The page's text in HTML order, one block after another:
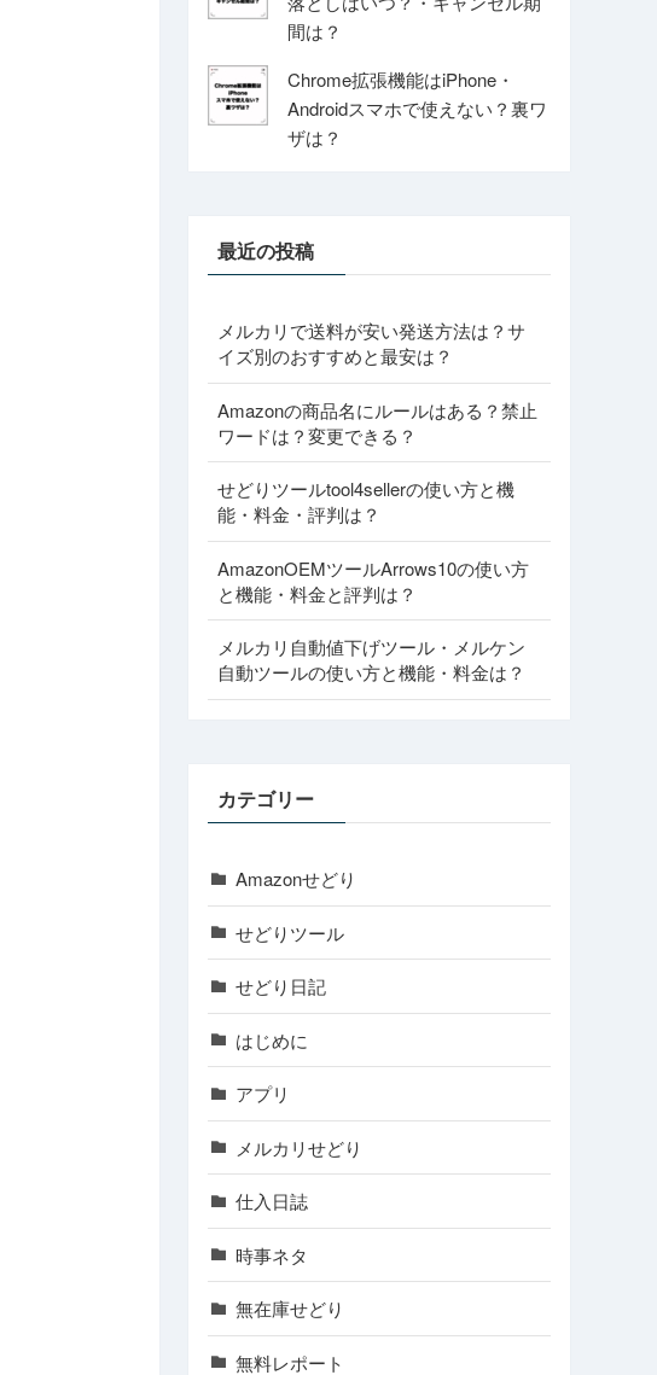
間は？
Chrome拡張機能はiPhone・
Androidスマホで使えない？裏ワ
ザは？
最近の投稿
メルカリで送料が安い発送方法は？サ
イズ別のおすすめと最安は？
Amazonの商品名にルールはある？禁止
ワードは？変更できる？
せどりツールtool4sellerの使い方と機
能・料金・評判は？
AmazonOEMツールArrows10の使い方
と機能・料金と評判は？
メルカリ自動値下げツール・メルケン
自動ツールの使い方と機能・料金は？
カテゴリー
Amazonせどり
せどりツール
せどり日記
はじめに
アプリ
メルカリせどり
仕入日誌
時事ネタ
無在庫せどり
無料レポート